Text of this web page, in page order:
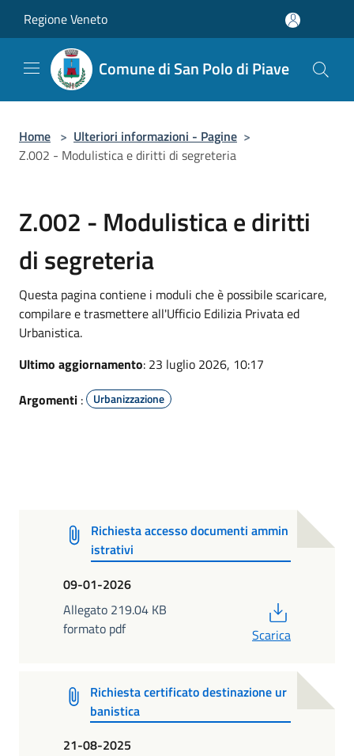
Regione Veneto
Comune di San Polo di Piave
Home > Ulteriori informazioni - Pagine >
Z.002 - Modulistica e diritti di segreteria
Z.002 - Modulistica e diritti
di segreteria
Questa pagina contiene i moduli che è possibile scaricare,
compilare e trasmettere all'Ufficio Edilizia Privata ed
Urbanistica.
Ultimo aggiornamento: 23 luglio 2026, 10:17
Argomenti : Urbanizzazione
Richiesta accesso documenti ammin
istrativi
09-01-2026
Allegato 219.04 KB
formato pdf
Scarica
Richiesta certificato destinazione ur
banistica
21-08-2025